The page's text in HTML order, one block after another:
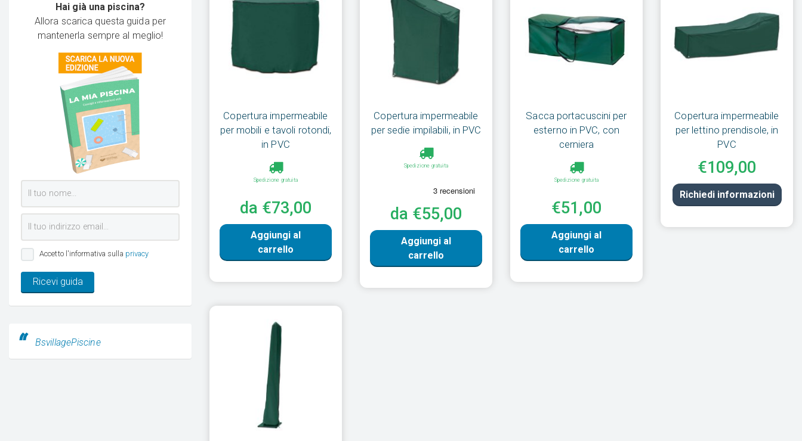
Copertura impermeabile
per mobili e tavoli rotondi,
in PVC
Spedizione gratuita
da €73,00
Aggiungi al
carrello
Copertura impermeabile
per sedie impilabili, in PVC
Spedizione gratuita
da €55,00
Aggiungi al
carrello
Sacca portacuscini per
esterno in PVC, con
cerniera
Spedizione gratuita
€51,00
Aggiungi al
carrello
Copertura impermeabile
per lettino prendisole, in
PVC
€109,00
Richiedi informazioni
Hai già una piscina?
Allora scarica questa guida per
mantenerla sempre al meglio!
Accetto l'informativa sulla privacy
Ricevi guida
BsvillagePiscine